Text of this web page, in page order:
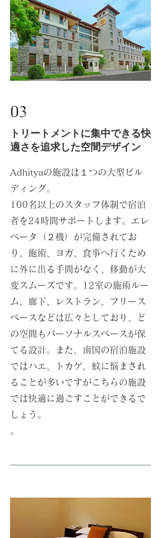
03
​トリートメントに集中できる快
適さを追求した空間デザイン​
Adhityaの施設は１つの大型ビル
ディング。
100名以上のスタッフ体制で宿泊
者を24時間サポートします。エレ
ベータ（２機）が完備されてお
り、施術、ヨガ、食事へ行くため
に外に出る手間がなく、移動が大
変スムーズです。12室の施術ルー
ム、廊下、レストラン、フリース
ペースなどは広々としており、ど
の空間もパーソナルスペースが保
てる設計。また、南国の宿泊施設
ではハエ、トカゲ、蚊に悩まされ
ることが多いですがこちらの施設
では快適に過ごすことができるで
しょう。
。